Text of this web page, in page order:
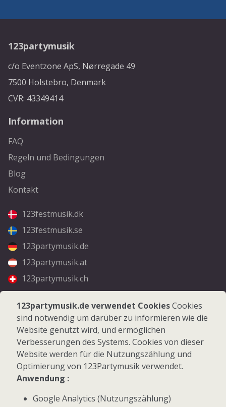
123partymusik
c/o Eventzone ApS, Nørregade 49
7500 Holstebro, Denmark
CVR: 43349414
Information
FAQ
Regeln und Bedingungen
Blog
Kontakt
123festmusik.dk
123festmusik.se
123partymusik.de
123partymusik.at
123partymusik.ch
Folgen Sie uns
Facebook
Instagram
© 2026 123Partymusik.de - Alle Rechte vorbehalten
123partymusik.de verwendet CookiesCookies
sind notwendig um darüber zu informieren wie die
Website genutzt wird, und ermöglichen
Verbesserungen des Systems. Cookies von dieser
Website werden für die Nutzungszählung und
Optimierung von 123Partymusik verwendet.
Anwendung :
Google Analytics (Nutzungszählung)